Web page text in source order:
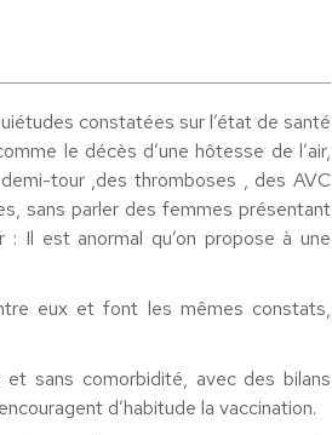
constatées sur l’état de santé
le décès d’une hôtesse de l’air,
tour ,des thromboses , des AVC
sans parler des femmes présentant
Il est anormal qu’on propose à une
eux et font les mêmes constats,
et sans comorbidité, avec des bilans
d’habitude la vaccination.